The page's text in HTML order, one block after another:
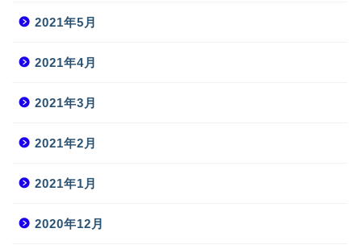
2021年5月
2021年4月
2021年3月
2021年2月
2021年1月
2020年12月